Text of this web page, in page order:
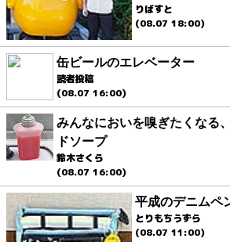
りばすと
(08.07 18:00)
缶ビールのエレベーター
読者投稿
(08.07 16:00)
みんなにおいを嗅ぎたくなる
ドソープ
鈴木さくら
(08.07 16:00)
平成のデニムペ
とりもちうずら
(08.07 11:00)